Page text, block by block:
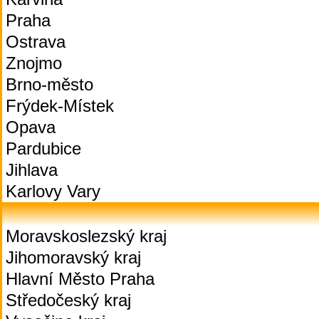
Praha
Ostrava
Znojmo
Brno-město
Frýdek-Místek
Opava
Pardubice
Jihlava
Karlovy Vary
Moravskoslezský kraj
Jihomoravský kraj
Hlavní Město Praha
Středočeský kraj